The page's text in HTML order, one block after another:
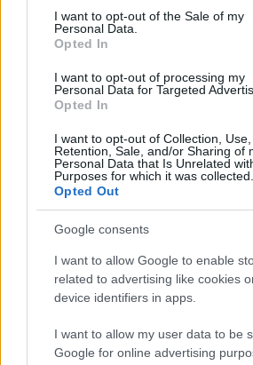
consent section.
I want to opt-out of the Sale of my
Personal Data.
Opted In
I want to opt-out of processing my
Personal Data for Targeted
Opted In
I want to opt-out of Collection, Use,
Retention, Sale, and/or Sharing of
Personal Data that Is Unrelated
Purposes for which it was collected.
Opted Out
Google consents
I want to allow Google to enable
related to advertising like cookies
device identifiers in apps.
I want to allow my user data to be
Google for online advertising
barát kormányok helyett, de kíváncsiak
lenne, ha a magyar adófizetők
multik egyszer csak elhúznának az
elegük lett belőle. Mondjuk a magyar
részét biztosító Audi és a Mercedes
lenne-e gúnyos kacaj?…
TOVÁBB OLVASOM
Magyarország
Élő adásban lopták el a
Katarban
2022.11.20. Csele Gizella